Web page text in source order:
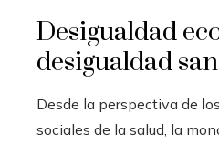
Desigualdad
desigualdad
Desde la perspectiva de
sociales de la salud, la